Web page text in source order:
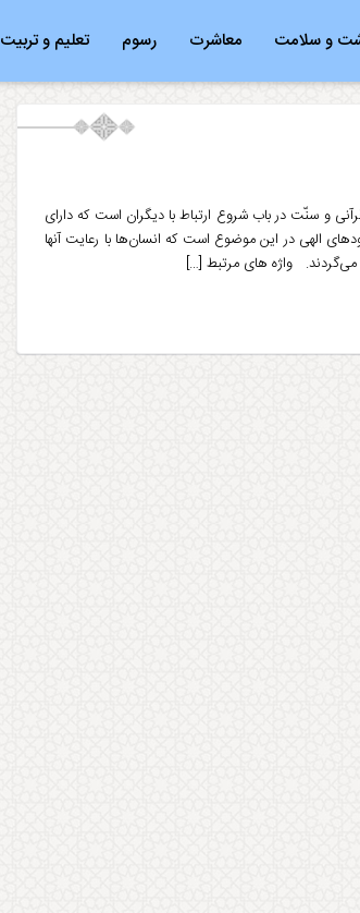
و سلامت معاشرت رسوم تعلیم و تربیت
و سنّت در باب شروع ارتباط با دیگران است که دارای
الهی در این موضوع است که انسان‌ها با رعایت آنها
می‌گردند. واژه های مرتبط […]